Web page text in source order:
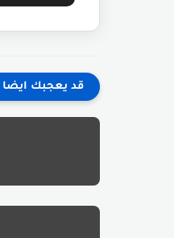
قد يعجبك ايضا